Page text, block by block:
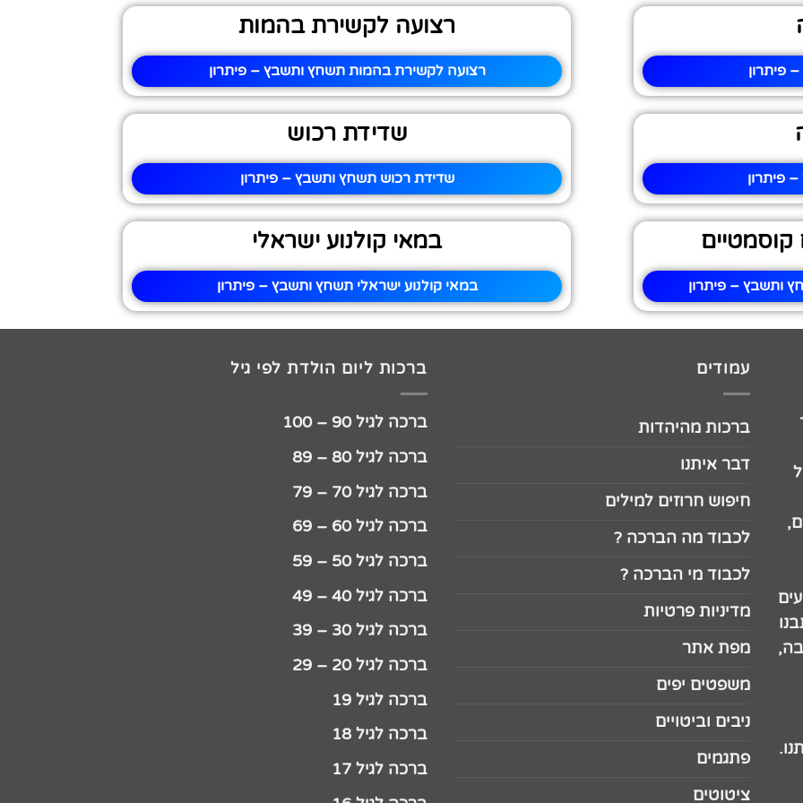
פיתרון
רצועה לקשירת בהמות
רצועה לקשירת בהמות תשחץ ותשבץ – פיתרון
פיתרון
שדידת רכוש
שדידת רכוש תשחץ ותשבץ – פיתרון
קוסמטיים
ותשבץ – פיתרון
במאי קולנוע ישראלי
במאי קולנוע ישראלי תשחץ ותשבץ – פיתרון
עמודים
ברכות מהיהדות
דבר איתנו
חיפוש חרוזים למילים
לכבוד מה הברכה ?
לכבוד מי הברכה ?
מדיניות פרטיות
מפת אתר
משפטים יפים
ניבים וביטויים
פתגמים
ציטוטים
ברכות ליום הולדת לפי גיל
ברכה לגיל 90 – 100
ברכה לגיל 80 – 89
ברכה לגיל 70 – 79
ברכה לגיל 60 – 69
ברכה לגיל 50 – 59
ברכה לגיל 40 – 49
ברכה לגיל 30 – 39
ברכה לגיל 20 – 29
ברכה לגיל 19
ברכה לגיל 18
ברכה לגיל 17